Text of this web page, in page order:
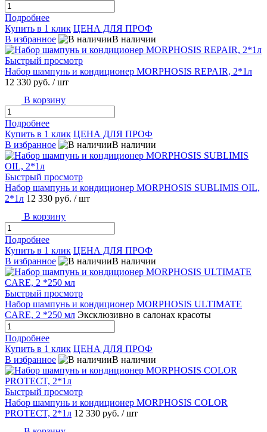
Подробнее
Купить в 1 клик ЦЕНА ДЛЯ ПРОФ
В избранное
В наличии
Быстрый просмотр
Набор шампунь и кондиционер MORPHOSIS REPAIR, 2*1л
12 330 руб. / шт
В корзину
Подробнее
Купить в 1 клик ЦЕНА ДЛЯ ПРОФ
В избранное
В наличии
Быстрый просмотр
Набор шампунь и кондиционер MORPHOSIS SUBLIMIS OIL,
2*1л 12 330 руб. / шт
В корзину
Подробнее
Купить в 1 клик ЦЕНА ДЛЯ ПРОФ
В избранное
В наличии
Быстрый просмотр
Набор шампунь и кондиционер MORPHOSIS ULTIMATE
CARE, 2 *250 мл Эксклюзивно в салонах красоты
Подробнее
Купить в 1 клик ЦЕНА ДЛЯ ПРОФ
В избранное
В наличии
Быстрый просмотр
Набор шампунь и кондиционер MORPHOSIS COLOR
PROTECT, 2*1л 12 330 руб. / шт